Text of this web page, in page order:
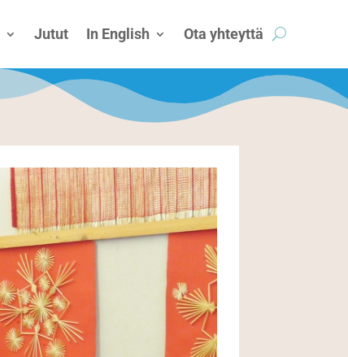
Jutut In English Ota yhteyttä